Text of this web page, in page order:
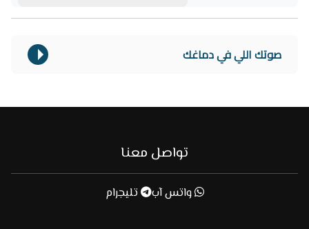
صوتك اللي في دماغك
تواصل معنا
واتس آب تليجرام